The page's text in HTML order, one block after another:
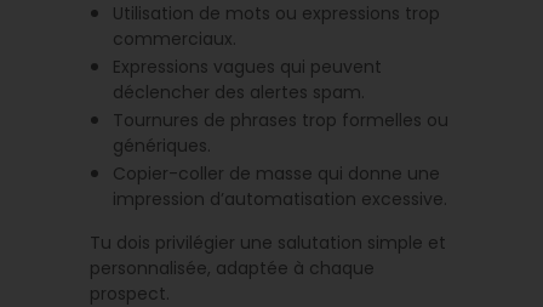
Utilisation de mots ou expressions trop
commerciaux.
Expressions vagues qui peuvent
déclencher des alertes spam.
Tournures de phrases trop formelles ou
génériques.
Copier-coller de masse qui donne une
impression d’automatisation excessive.
Tu dois privilégier une salutation simple et
personnalisée, adaptée à chaque
prospect.